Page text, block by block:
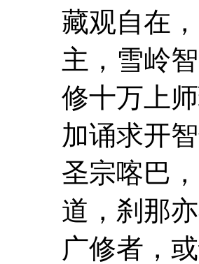
藏观自在
主，雪
修十万 上 师
加诵求开
圣宗喀巴
道，刹那
广修者，